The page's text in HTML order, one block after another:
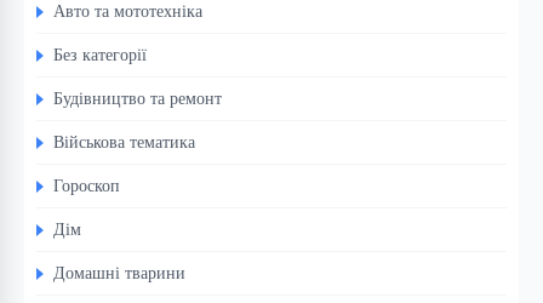
Авто та мототехніка
Без категорії
Будівництво та ремонт
Військова тематика
Гороскоп
Дім
Домашні тварини